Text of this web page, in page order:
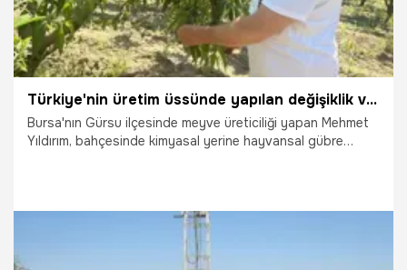
Türkiye'nin üretim üssünde yapılan değişiklik verimi yüzde 30 artırdı! Bedavaya alıyor, binlerce lira kazanıyor
Bursa'nın Gürsu ilçesinde meyve üreticiliği yapan Mehmet
Yıldırım, bahçesinde kimyasal yerine hayvansal gübre